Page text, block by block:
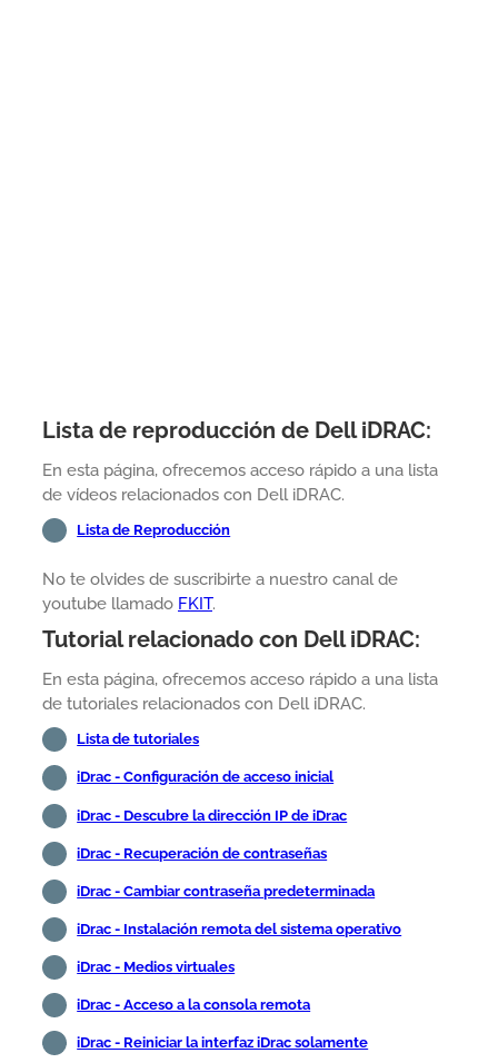
Lista de reproducción de Dell iDRAC:
En esta página, ofrecemos acceso rápido a una lista
de vídeos relacionados con Dell iDRAC.
Lista de Reproducción
No te olvides de suscribirte a nuestro canal de
youtube llamado FKIT.
Tutorial relacionado con Dell iDRAC:
En esta página, ofrecemos acceso rápido a una lista
de tutoriales relacionados con Dell iDRAC.
Lista de tutoriales
iDrac - Configuración de acceso inicial
iDrac - Descubre la dirección IP de iDrac
iDrac - Recuperación de contraseñas
iDrac - Cambiar contraseña predeterminada
iDrac - Instalación remota del sistema operativo
iDrac - Medios virtuales
iDrac - Acceso a la consola remota
iDrac - Reiniciar la interfaz iDrac solamente